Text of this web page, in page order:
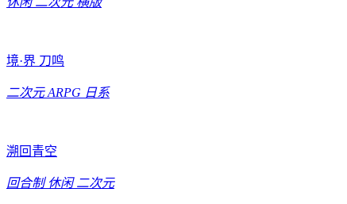
境·界 刀鸣
二次元 ARPG 日系
溯回青空
回合制 休闲 二次元